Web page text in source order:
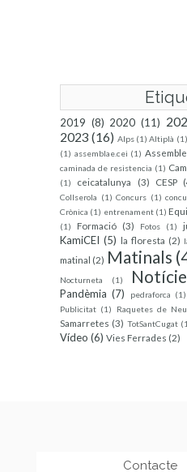
2019 (8) 2020 (11)
2023 (16) Alps (1) Altiplà (1)
(1) assemblae.cei (1)
caminada de resistencia (1)
(1)
ceicatalunya (3) CESP
Collserola (1) Concurs (1)
Crònica (1) entrenament (1)
(1)
Formació (3) Fotos (1)
KamiCEI (5) la floresta (2)
matinal (2) Matinals
Nocturneta
(1)
Pandèmia (7) pedraforca (1)
Publicitat (1) Raquetes de Neu
Samarretes (3) TotSantCugat
Vídeo (6) Vies Ferrades (2)
Contacte